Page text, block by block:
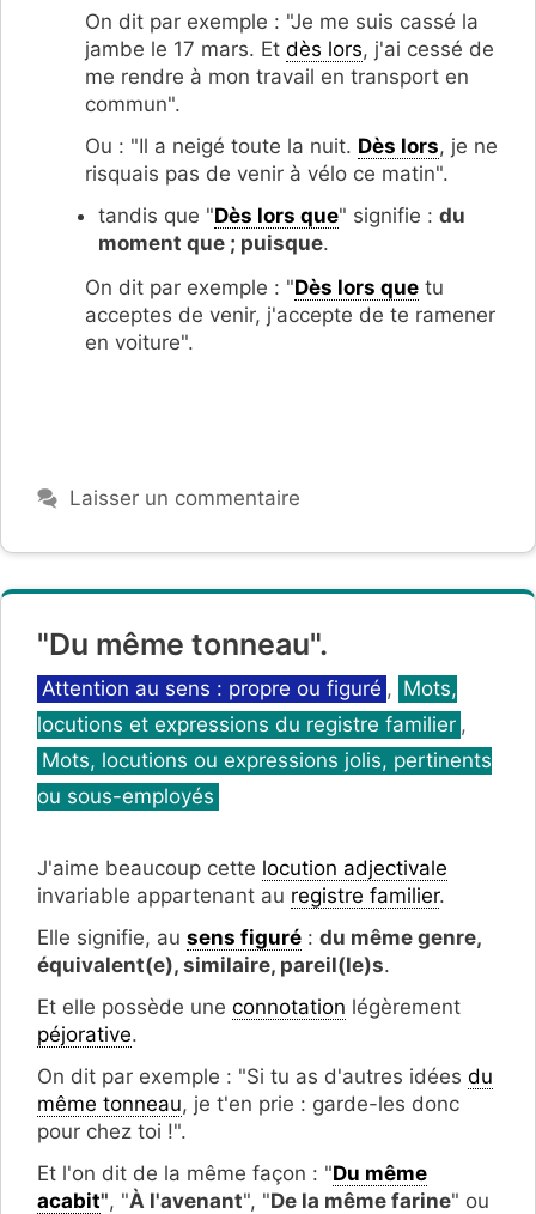
On dit par exemple : "Je me suis cassé la
jambe le 17 mars. Et dès lors, j'ai cessé de
me rendre à mon travail en transport en
commun".
Ou : "Il a neigé toute la nuit. Dès lors, je ne
risquais pas de venir à vélo ce matin".
tandis que "Dès lors que" signifie : du
moment que ; puisque.
On dit par exemple : "Dès lors que tu
acceptes de venir, j'accepte de te ramener
en voiture".
Laisser un commentaire
"Du même tonneau".
Catégories
Attention au sens : propre ou figuré , Mots,
locutions et expressions du registre familier ,
Mots, locutions ou expressions jolis, pertinents
ou sous-employés
J'aime beaucoup cette locution adjectivale
invariable appartenant au registre familier.
Elle signifie, au sens figuré : du même genre,
équivalent(e), similaire, pareil(le)s.
Et elle possède une connotation légèrement
péjorative.
On dit par exemple : "Si tu as d'autres idées du
même tonneau, je t'en prie : garde-les donc
pour chez toi !".
Et l'on dit de la même façon : "Du même
acabit", "À l'avenant", "De la même farine" ou